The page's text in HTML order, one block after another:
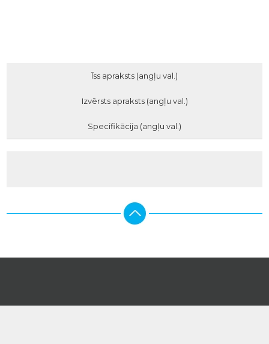
Īss apraksts (angļu val.)
Izvērsts apraksts (angļu val.)
Specifikācija (angļu val.)